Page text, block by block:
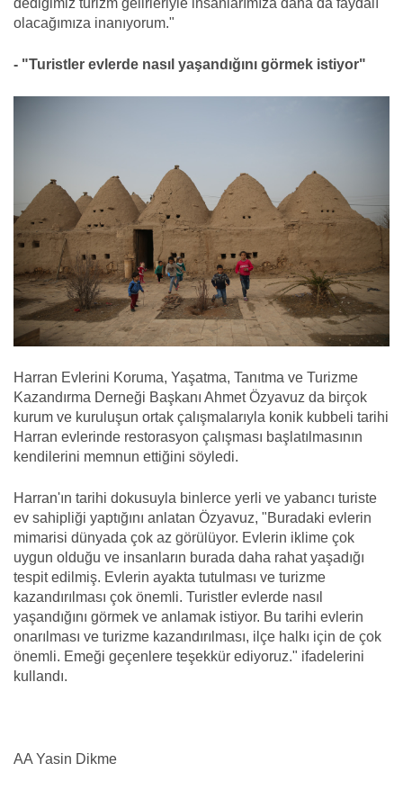
olacağımıza inanıyorum."
- "Turistler evlerde nasıl yaşandığını görmek istiyor"
Harran Evlerini Koruma, Yaşatma, Tanıtma ve Turizme
Kazandırma Derneği Başkanı Ahmet Özyavuz da birçok
kurum ve kuruluşun ortak çalışmalarıyla konik kubbeli tarihi
Harran evlerinde restorasyon çalışması başlatılmasının
kendilerini memnun ettiğini söyledi.
Harran'ın tarihi dokusuyla binlerce yerli ve yabancı turiste
ev sahipliği yaptığını anlatan Özyavuz, "Buradaki evlerin
mimarisi dünyada çok az görülüyor. Evlerin iklime çok
uygun olduğu ve insanların burada daha rahat yaşadığı
tespit edilmiş. Evlerin ayakta tutulması ve turizme
kazandırılması çok önemli. Turistler evlerde nasıl
yaşandığını görmek ve anlamak istiyor. Bu tarihi evlerin
onarılması ve turizme kazandırılması, ilçe halkı için de çok
önemli. Emeği geçenlere teşekkür ediyoruz." ifadelerini
kullandı.
AA Yasin Dikme